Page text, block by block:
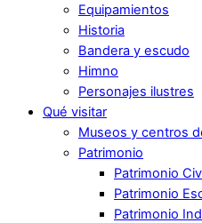
Equipamientos
Historia
Bandera y escudo
Himno
Personajes ilustres
Qué visitar
Museos y centros
Patrimonio
Patrimonio
Patrimonio
Patrimonio